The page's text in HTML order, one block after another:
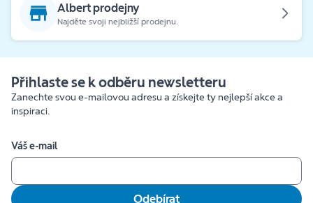
Albert prodejny
Najděte svoji nejbližší prodejnu.
Přihlaste se k odběru newsletteru
Zanechte svou e-mailovou adresu a získejte ty nejlepší akce a
inspiraci.
Váš e-mail
Odebírat